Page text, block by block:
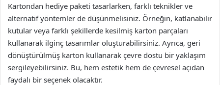
Kartondan hediye paketi tasarlarken, farklı teknikler ve
alternatif yöntemler de düşünmelisiniz. Örneğin, katlanabilir
kutular veya farklı şekillerde kesilmiş karton parçaları
kullanarak ilginç tasarımlar oluşturabilirsiniz. Ayrıca, geri
dönüştürülmüş karton kullanarak çevre dostu bir yaklaşım
sergileyebilirsiniz. Bu, hem estetik hem de çevresel açıdan
faydalı bir seçenek olacaktır.